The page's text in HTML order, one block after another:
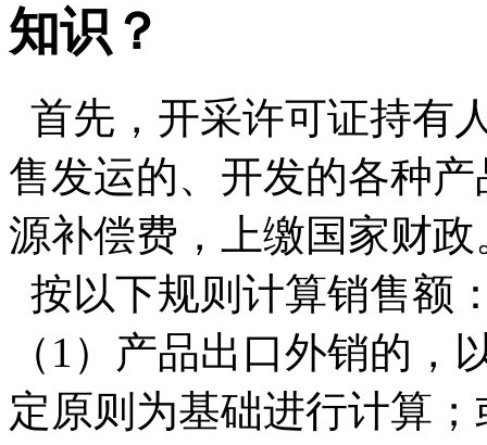
知识？
首先，开采许可证持有
售发运的、开发的各种
源补偿费，上缴国家财政
按以下规则计算销售额
（1）产品出口外销的
定原则为基础进行计算